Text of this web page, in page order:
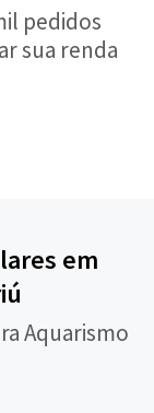
pedidos
sua renda
em
Aquarismo